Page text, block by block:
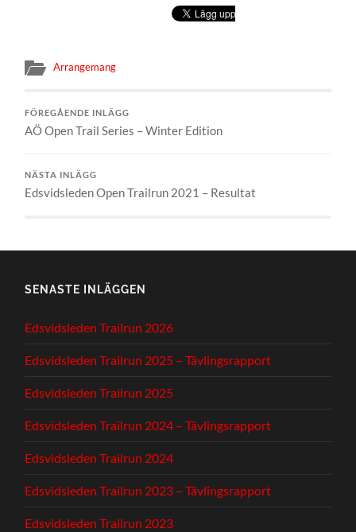
Arrangemang
FÖREGÅENDE INLÄGG
AÖ Open Trail Series – Winter Edition
NÄSTA INLÄGG
Edsvidsleden Open Trailrun 2021 – Resultat
SENASTE INLÄGGEN
Edsvidsleden Trailrun 2026
Edsvidsleden Trailrun 2025 – Tävlingsrapport
Edsvidsleden Trailrun 2025
Edsvidsleden Trailrun 2024 – Tävlingsrapport
Edsvidsleden Trailrun 2024
Edsvidsleden Trailrun 2023 – Tävlingsrapport
Edsvidsleden Trailrun 2023